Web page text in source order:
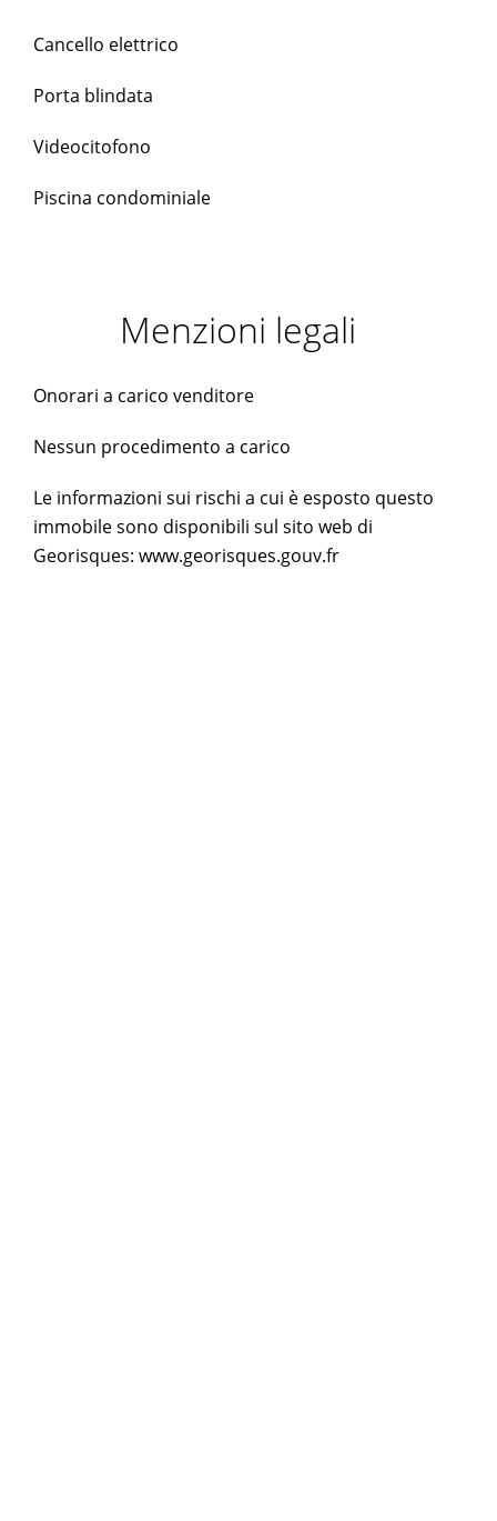
Cancello elettrico
Porta blindata
Videocitofono
Piscina condominiale
Menzioni legali
Onorari a carico venditore
Nessun procedimento a carico
Le informazioni sui rischi a cui è esposto questo
immobile sono disponibili sul sito web di
Georisques: www.georisques.gouv.fr